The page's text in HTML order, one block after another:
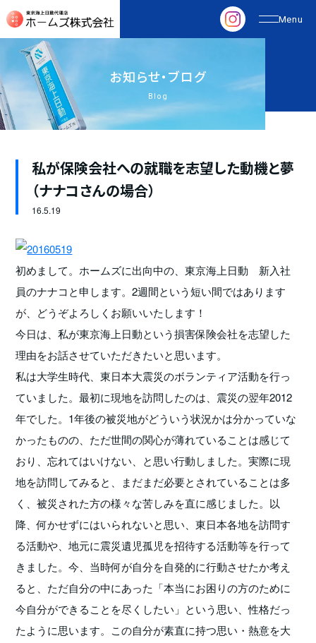
お知らせ・ブログ
Blog
私が保険会社への就職を志望した動機と夢
（ナナコさんの場合）
16.5.19
初めまして。ホームズに出向中の、東京海上日動 新入社
員のナナコと申します。2週間という短い間ではあります
が、どうぞよろしくお願いいたします！
今日は、私が東京海上日動という損害保険会社を志望した
理由をお話させていただきたいと思います。
私は大学生時代、東日本大震災のボランティア活動を行っ
ていました。最初に現地を訪問したのは、震災の翌年2012
年でした。1年後の被災地がどういう状況かは分かっていな
かったものの、ただ世間の関心が薄れていることは感じて
おり、忘れてはいけない、と思い行動しました。実際に現
地を訪問してみると、まだまだ必要とされていることは多
く、被災された方の様々な苦しみを直に感じました。以
降、何かせずにはいられないと思い、東日本各地を訪問す
る活動や、地元に震災遺児孤児を招待する活動等を行って
きました。今、当時何が自分を自発的に行動させたか考え
ると、ただ自分の中にあった「本当にお困りの方のために
今自分ができることを尽くしたい」という思い、性格だっ
たように思います。この自分が素直に持つ思い・熱意を大